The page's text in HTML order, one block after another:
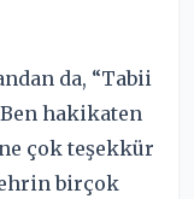
da, “Tabii
hakikaten
çok teşekkür
birçok